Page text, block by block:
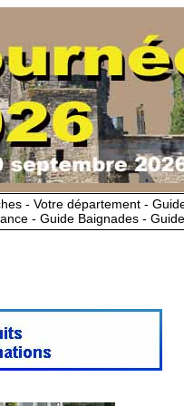
- Votre département -
- Guide Baignades -